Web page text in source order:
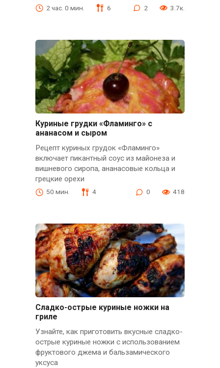
2 час. 0 мин. 6 2 3.7к.
Куриные грудки «Фламинго» с
ананасом и сыром
Рецепт куриных грудок «Фламинго»
включает пикантный соус из майонеза и
вишневого сиропа, ананасовые кольца и
грецкие орехи
50 мин. 4 0 418
Сладко-острые куриные ножки на
гриле
Узнайте, как приготовить вкусные сладко-
острые куриные ножки с использованием
фруктового джема и бальзамического
уксуса